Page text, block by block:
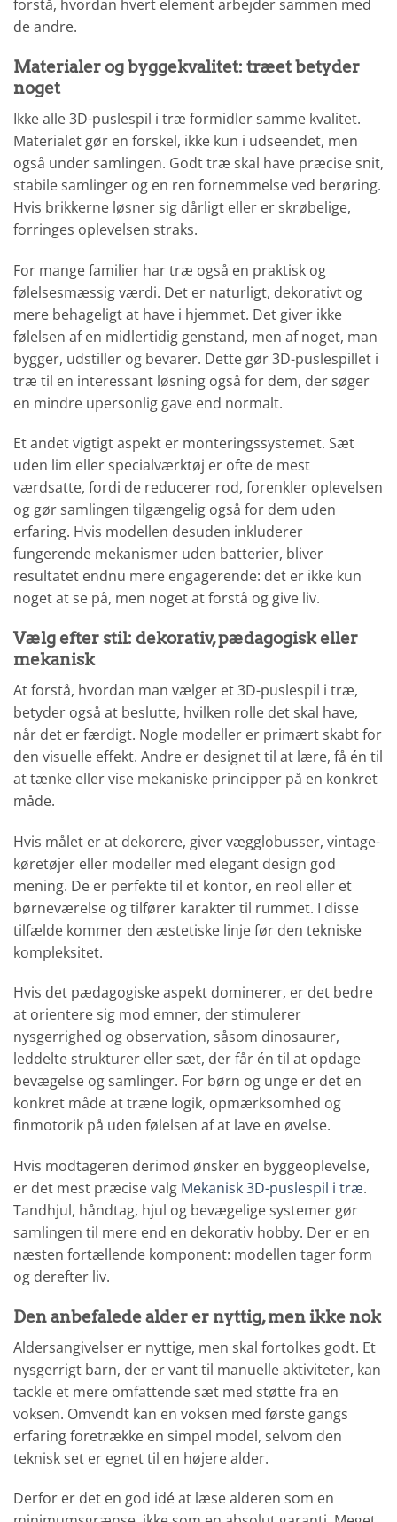
forstå, hvordan hvert element arbejder sammen med
de andre.
Materialer og byggekvalitet: træet betyder
noget
Ikke alle 3D-puslespil i træ formidler samme kvalitet.
Materialet gør en forskel, ikke kun i udseendet, men
også under samlingen. Godt træ skal have præcise snit,
stabile samlinger og en ren fornemmelse ved berøring.
Hvis brikkerne løsner sig dårligt eller er skrøbelige,
forringes oplevelsen straks.
For mange familier har træ også en praktisk og
følelsesmæssig værdi. Det er naturligt, dekorativt og
mere behageligt at have i hjemmet. Det giver ikke
følelsen af en midlertidig genstand, men af noget, man
bygger, udstiller og bevarer. Dette gør 3D-puslespillet i
træ til en interessant løsning også for dem, der søger
en mindre upersonlig gave end normalt.
Et andet vigtigt aspekt er monteringssystemet. Sæt
uden lim eller specialværktøj er ofte de mest
værdsatte, fordi de reducerer rod, forenkler oplevelsen
og gør samlingen tilgængelig også for dem uden
erfaring. Hvis modellen desuden inkluderer
fungerende mekanismer uden batterier, bliver
resultatet endnu mere engagerende: det er ikke kun
noget at se på, men noget at forstå og give liv.
Vælg efter stil: dekorativ, pædagogisk eller
mekanisk
At forstå, hvordan man vælger et 3D-puslespil i træ,
betyder også at beslutte, hvilken rolle det skal have,
når det er færdigt. Nogle modeller er primært skabt for
den visuelle effekt. Andre er designet til at lære, få én til
at tænke eller vise mekaniske principper på en konkret
måde.
Hvis målet er at dekorere, giver vægglobusser, vintage-
køretøjer eller modeller med elegant design god
mening. De er perfekte til et kontor, en reol eller et
børneværelse og tilfører karakter til rummet. I disse
tilfælde kommer den æstetiske linje før den tekniske
kompleksitet.
Hvis det pædagogiske aspekt dominerer, er det bedre
at orientere sig mod emner, der stimulerer
nysgerrighed og observation, såsom dinosaurer,
leddelte strukturer eller sæt, der får én til at opdage
bevægelse og samlinger. For børn og unge er det en
konkret måde at træne logik, opmærksomhed og
finmotorik på uden følelsen af at lave en øvelse.
Hvis modtageren derimod ønsker en byggeoplevelse,
er det mest præcise valg Mekanisk 3D-puslespil i træ.
Tandhjul, håndtag, hjul og bevægelige systemer gør
samlingen til mere end en dekorativ hobby. Der er en
næsten fortællende komponent: modellen tager form
og derefter liv.
Den anbefalede alder er nyttig, men ikke nok
Aldersangivelser er nyttige, men skal fortolkes godt. Et
nysgerrigt barn, der er vant til manuelle aktiviteter, kan
tackle et mere omfattende sæt med støtte fra en
voksen. Omvendt kan en voksen med første gangs
erfaring foretrække en simpel model, selvom den
teknisk set er egnet til en højere alder.
Derfor er det en god idé at læse alderen som en